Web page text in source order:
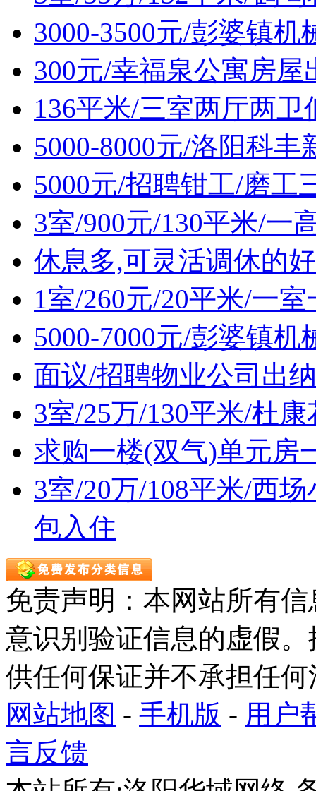
3000-3500元/彭婆镇
300元/幸福泉公寓房屋
136平米/三室两厅两卫
5000-8000元/洛阳科
5000元/招聘钳工/磨工
3室/900元/130平米/一
休息多,可灵活调休的
1室/260元/20平米/一
5000-7000元/彭婆镇
面议/招聘物业公司出纳
3室/25万/130平米/杜
求购一楼(双气)单元房
3室/20万/108平米/西
包入住
免责声明：本网站所有
意识别验证信息的虚假
供任何保证并不承担任
网站地图 - 手机版 - 用户
言反馈